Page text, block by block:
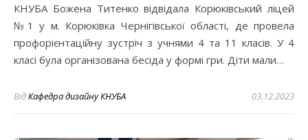
КНУБА Божена Титенко відвідала Корюківський ліцей
№1 у м. Корюківка Чернігівської області, де провела
профорієнтаційну зустріч з учнями 4 та 11 класів. У 4
класі була організована бесіда у формі гри. Діти мали…
ВідКафедра дизайну КНУБА 03.12.2023